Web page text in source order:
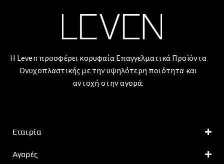
Η Leven προσφέρει κορυφαία Επαγγελματικά Προϊόντα
Ονυχοπλαστικής με την υψηλότερη ποιότητα και
αντοχή στην αγορά.
Εταιρία
Αγορές